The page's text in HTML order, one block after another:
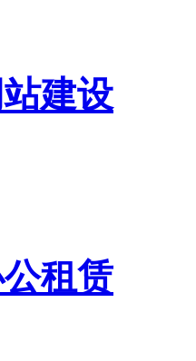
建设
租赁